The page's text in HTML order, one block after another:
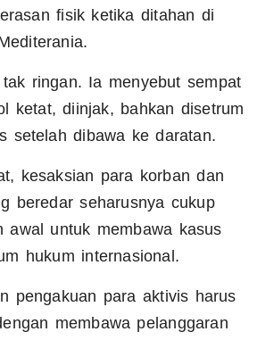
fisik ketika ditahan di
ringan. Ia menyebut sempat
ketat, diinjak, bahkan disetrum
setelah dibawa ke daratan.
kesaksian para korban dan
beredar seharusnya cukup
awal untuk membawa kasus
hukum internasional.
pengakuan para aktivis harus
membawa pelanggaran